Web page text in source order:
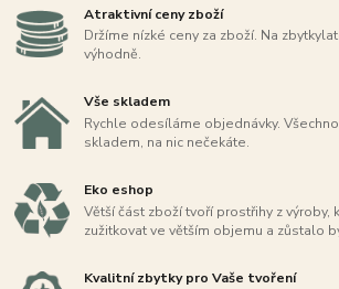
Atraktivní ceny zboží
Držíme nízké ceny za zboží. Na
výhodně.
Vše skladem
Rychle odesíláme objednávky.
skladem, na nic nečekáte.
Eko eshop
Větší část zboží tvoří prostřihy z výroby,
zužitkovat ve větším objemu a zůstalo
Kvalitní zbytky pro Vaše tvoření